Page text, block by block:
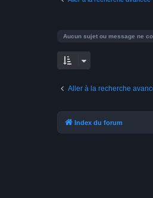
Aucun sujet ou message ne
Aller à la recherche
Index du forum